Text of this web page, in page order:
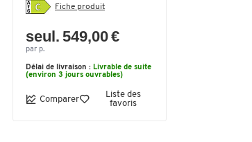
Fiche produit
seul. 549,00 €
par p.
Délai de livraison : Livrable de suite
(environ 3 jours ouvrables)
Comparer
Liste des
favoris